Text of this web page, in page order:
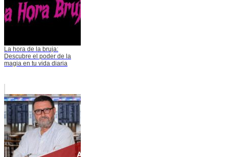
La hora de la bruja:
Descubre el poder de la
magia en tu vida diaria